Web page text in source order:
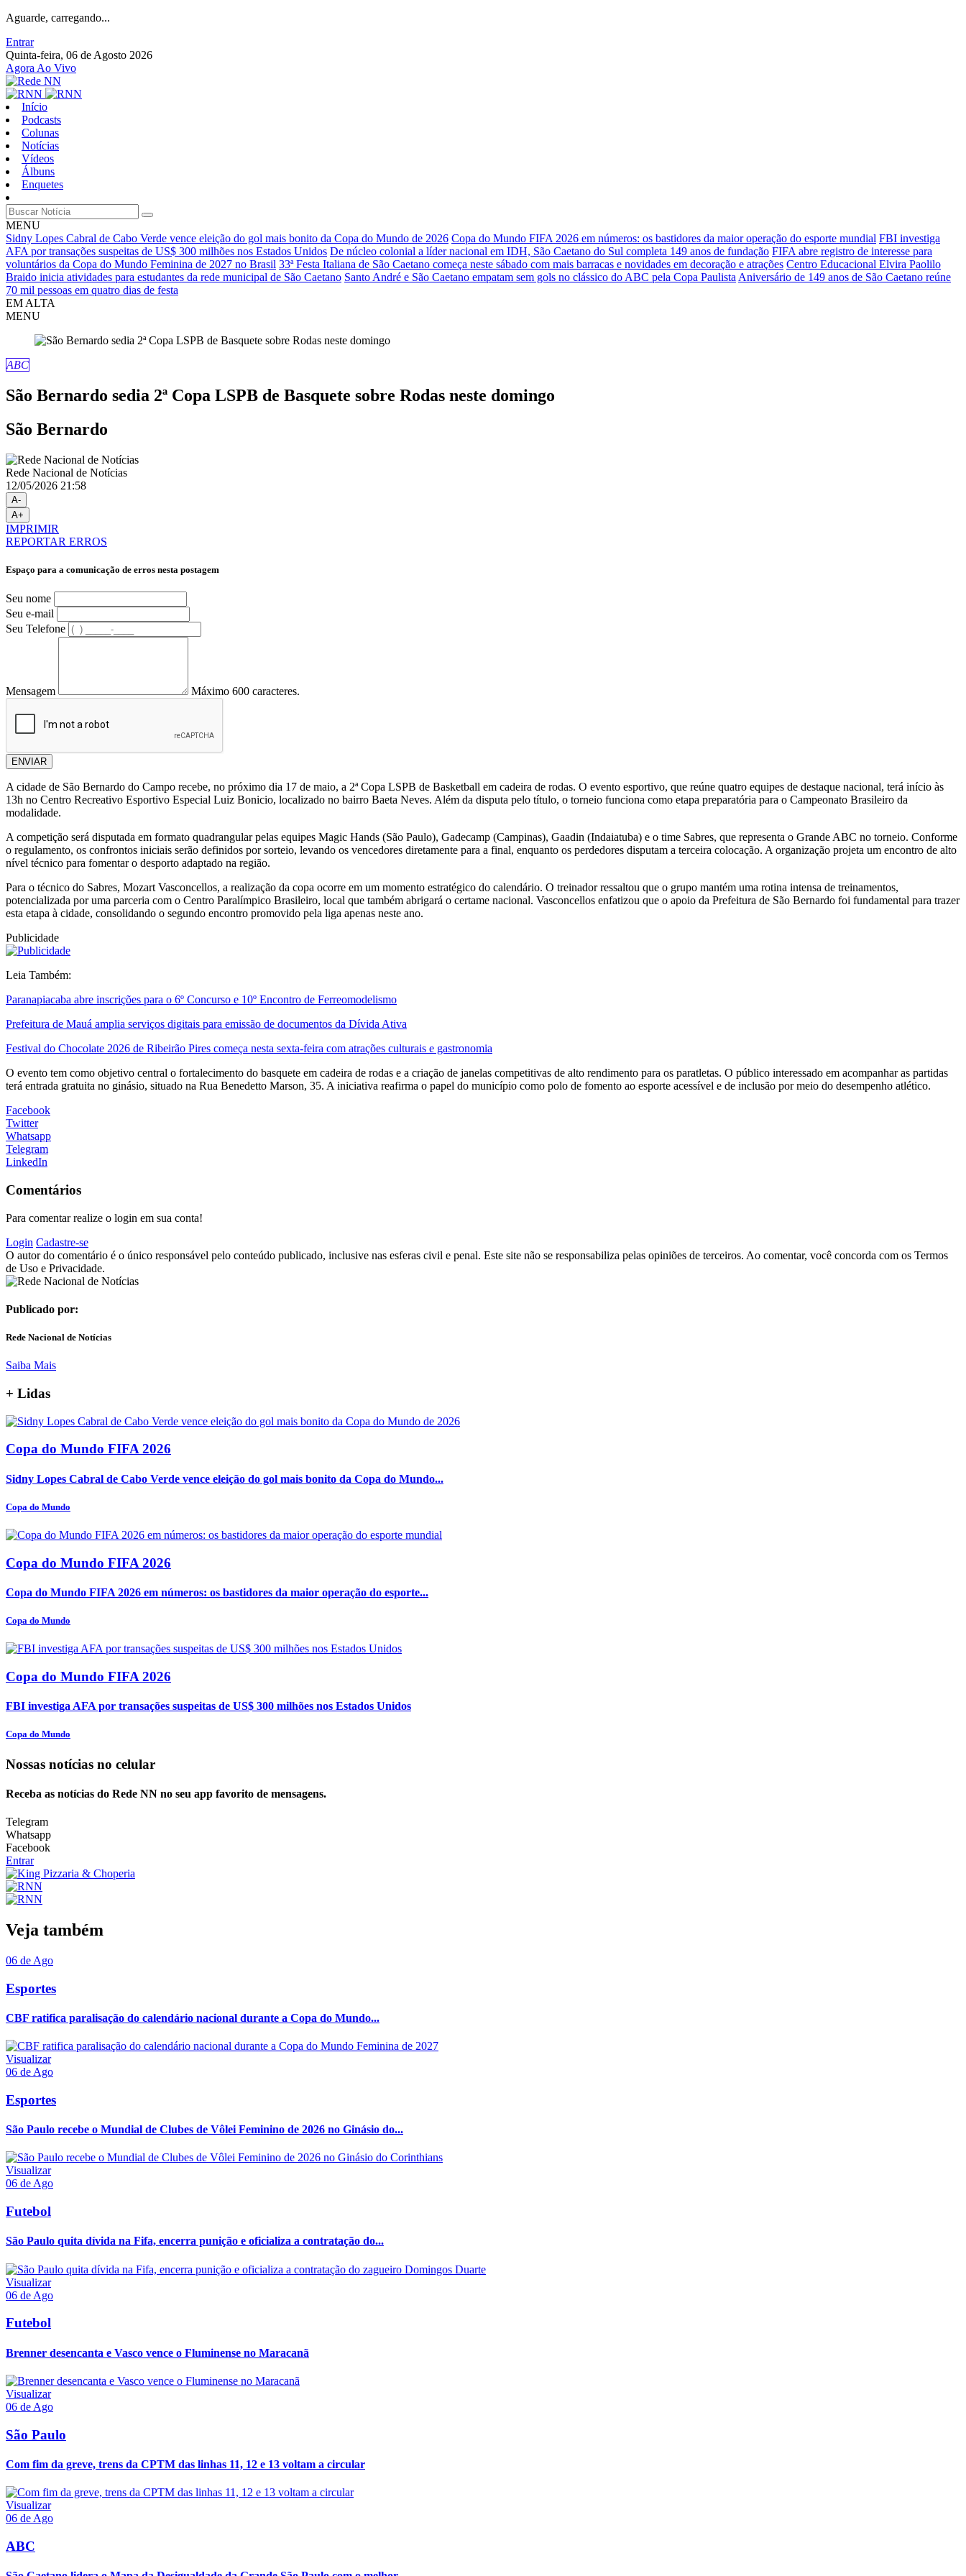
Aguarde, carregando...
Entrar
Quinta-feira, 06 de Agosto 2026
Agora Ao Vivo
Início
Podcasts
Colunas
Notícias
Vídeos
Álbuns
Enquetes
MENU
Sidny Lopes Cabral de Cabo Verde vence eleição do gol mais bonito da Copa do Mundo de 2026 Copa do Mundo FIFA 2026 em números: os bastidores da maior operação do esporte mundial FBI investiga
AFA por transações suspeitas de US$ 300 milhões nos Estados Unidos De núcleo colonial a líder nacional em IDH, São Caetano do Sul completa 149 anos de fundação FIFA abre registro de interesse para
voluntários da Copa do Mundo Feminina de 2027 no Brasil 33ª Festa Italiana de São Caetano começa neste sábado com mais barracas e novidades em decoração e atrações Centro Educacional Elvira Paolilo
Braido inicia atividades para estudantes da rede municipal de São Caetano Santo André e São Caetano empatam sem gols no clássico do ABC pela Copa Paulista Aniversário de 149 anos de São Caetano reúne
70 mil pessoas em quatro dias de festa
EM ALTA
MENU
ABC
São Bernardo sedia 2ª Copa LSPB de Basquete sobre Rodas neste domingo
São Bernardo
Rede Nacional de Notícias
12/05/2026 21:58
A-
A+
IMPRIMIR
REPORTAR ERROS
Espaço para a comunicação de erros nesta postagem
Seu nome
Seu e-mail
Seu Telefone
Mensagem Máximo 600 caracteres.
ENVIAR
A cidade de São Bernardo do Campo recebe, no próximo dia 17 de maio, a 2ª Copa LSPB de Basketball em cadeira de rodas. O evento esportivo, que reúne quatro equipes de destaque nacional, terá início às
13h no Centro Recreativo Esportivo Especial Luiz Bonicio, localizado no bairro Baeta Neves. Além da disputa pelo título, o torneio funciona como etapa preparatória para o Campeonato Brasileiro da
modalidade.
A competição será disputada em formato quadrangular pelas equipes Magic Hands (São Paulo), Gadecamp (Campinas), Gaadin (Indaiatuba) e o time Sabres, que representa o Grande ABC no torneio. Conforme
o regulamento, os confrontos iniciais serão definidos por sorteio, levando os vencedores diretamente para a final, enquanto os perdedores disputam a terceira colocação. A organização projeta um encontro de alto
nível técnico para fomentar o desporto adaptado na região.
Para o técnico do Sabres, Mozart Vasconcellos, a realização da copa ocorre em um momento estratégico do calendário. O treinador ressaltou que o grupo mantém uma rotina intensa de treinamentos,
potencializada por uma parceria com o Centro Paralímpico Brasileiro, local que também abrigará o certame nacional. Vasconcellos enfatizou que o apoio da Prefeitura de São Bernardo foi fundamental para trazer
esta etapa à cidade, consolidando o segundo encontro promovido pela liga apenas neste ano.
Publicidade
Leia Também:
Paranapiacaba abre inscrições para o 6º Concurso e 10º Encontro de Ferreomodelismo
Prefeitura de Mauá amplia serviços digitais para emissão de documentos da Dívida Ativa
Festival do Chocolate 2026 de Ribeirão Pires começa nesta sexta-feira com atrações culturais e gastronomia
O evento tem como objetivo central o fortalecimento do basquete em cadeira de rodas e a criação de janelas competitivas de alto rendimento para os paratletas. O público interessado em acompanhar as partidas
terá entrada gratuita no ginásio, situado na Rua Benedetto Marson, 35. A iniciativa reafirma o papel do município como polo de fomento ao esporte acessível e de inclusão por meio do desempenho atlético.
Facebook
Twitter
Whatsapp
Telegram
LinkedIn
Comentários
Para comentar realize o login em sua conta!
Login Cadastre-se
O autor do comentário é o único responsável pelo conteúdo publicado, inclusive nas esferas civil e penal. Este site não se responsabiliza pelas opiniões de terceiros. Ao comentar, você concorda com os Termos
de Uso e Privacidade.
Publicado por:
Rede Nacional de Notícias
Saiba Mais
+ Lidas
Copa do Mundo FIFA 2026
Sidny Lopes Cabral de Cabo Verde vence eleição do gol mais bonito da Copa do Mundo...
Copa do Mundo
Copa do Mundo FIFA 2026
Copa do Mundo FIFA 2026 em números: os bastidores da maior operação do esporte...
Copa do Mundo
Copa do Mundo FIFA 2026
FBI investiga AFA por transações suspeitas de US$ 300 milhões nos Estados Unidos
Copa do Mundo
Nossas notícias no celular
Receba as notícias do Rede NN no seu app favorito de mensagens.
Telegram
Whatsapp
Facebook
Entrar
Veja também
06 de Ago
Esportes
CBF ratifica paralisação do calendário nacional durante a Copa do Mundo...
Visualizar
06 de Ago
Esportes
São Paulo recebe o Mundial de Clubes de Vôlei Feminino de 2026 no Ginásio do...
Visualizar
06 de Ago
Futebol
São Paulo quita dívida na Fifa, encerra punição e oficializa a contratação do...
Visualizar
06 de Ago
Futebol
Brenner desencanta e Vasco vence o Fluminense no Maracanã
Visualizar
06 de Ago
São Paulo
Com fim da greve, trens da CPTM das linhas 11, 12 e 13 voltam a circular
Visualizar
06 de Ago
ABC